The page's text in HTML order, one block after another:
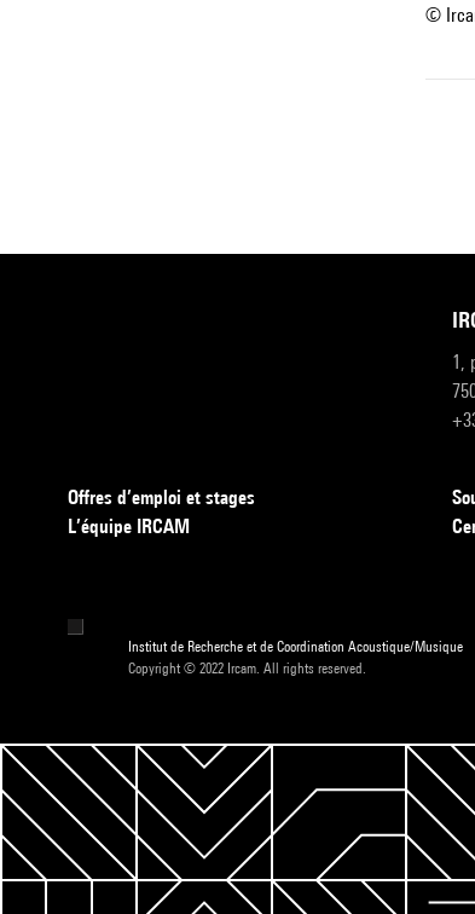
©
1,
Offres d’emploi et stages
L’équipe IRCAM
Institut de Recherche et de Coordination Acoustique/Musique
Copyright © 2022 Ircam. All rights reserved.